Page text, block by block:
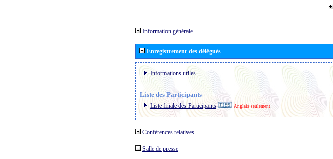
Information générale
Enregistrement des délégués
Informations utiles
Liste des Participants
Liste finale des Participants Anglais seulement
Conférences relatives
Salle de presse